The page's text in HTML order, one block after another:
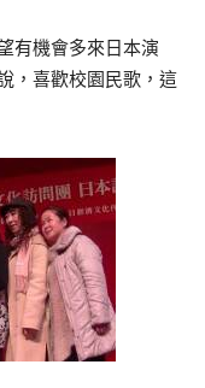
有機會多來日本演
，喜歡校園民歌，這